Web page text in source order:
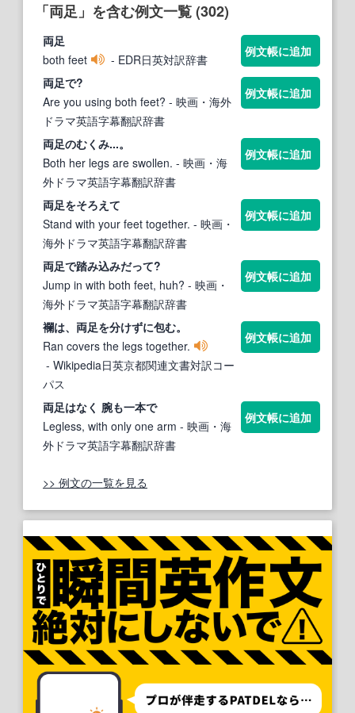
「両足」を含む例文一覧 (302)
両足
both feet
- EDR日英対訳辞書
例文帳に追加
両足で?
Are you using both feet? - 映画・海外
ドラマ英語字幕翻訳辞書
例文帳に追加
両足のむくみ...。
Both her legs are swollen. - 映画・海
外ドラマ英語字幕翻訳辞書
例文帳に追加
両足をそろえて
Stand with your feet together. - 映画・
海外ドラマ英語字幕翻訳辞書
例文帳に追加
両足で踏み込みだって?
Jump in with both feet, huh? - 映画・
海外ドラマ英語字幕翻訳辞書
例文帳に追加
襴は、 両足を分けずに包む。
Ran covers the legs together.
- Wikipedia日英京都関連文書対訳コー
パス
例文帳に追加
両足はなく 腕も一本で
Legless, with only one arm - 映画・海
外ドラマ英語字幕翻訳辞書
例文帳に追加
>> 例文の一覧を見る